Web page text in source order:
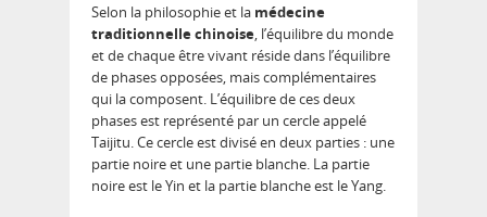
Selon la philosophie et la médecine
traditionnelle chinoise, l’équilibre du monde
et de chaque être vivant réside dans l’équilibre
de phases opposées, mais complémentaires
qui la composent. L’équilibre de ces deux
phases est représenté par un cercle appelé
Taijitu. Ce cercle est divisé en deux parties : une
partie noire et une partie blanche. La partie
noire est le Yin et la partie blanche est le Yang.